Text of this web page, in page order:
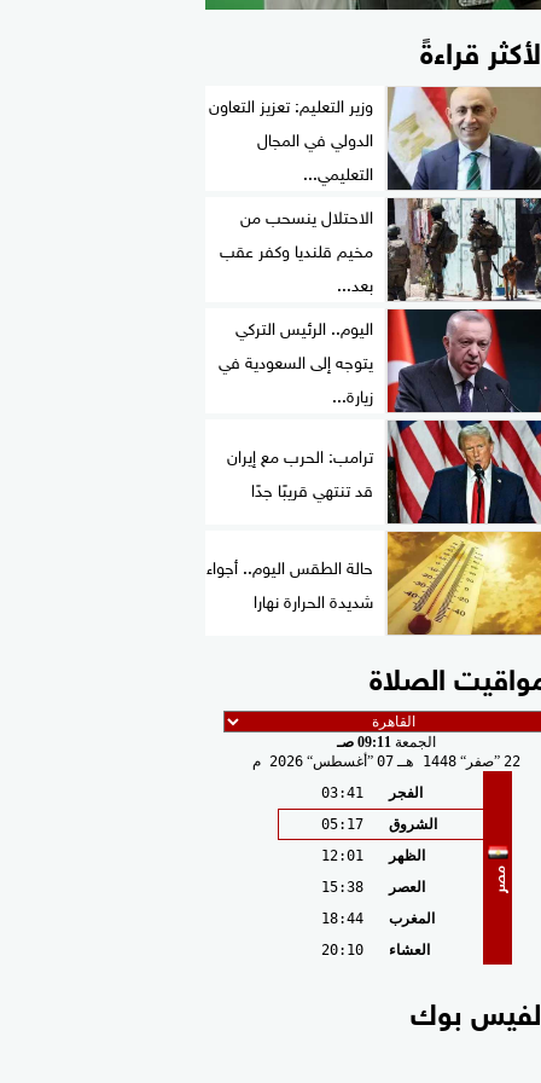
قراءةً
وزير التعليم: تعزيز التعاون
الدولي في المجال
التعليمي...
الاحتلال ينسحب من
مخيم قلنديا وكفر عقب
بعد...
اليوم.. الرئيس التركي
يتوجه إلى السعودية في
زيارة...
ترامب: الحرب مع إيران
قد تنتهي قريبًا جدًا
حالة الطقس اليوم.. أجواء
شديدة الحرارة نهارا
الصلاة
الجمعة 09:11 صـ
22 صفر 1448 هـ 07 أغسطس 2026 م
مصر
الفجر
03:41
الشروق
05:17
الظهر
12:01
العصر
15:38
المغرب
18:44
العشاء
20:10
بوك